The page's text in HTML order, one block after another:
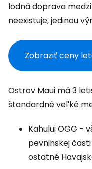
lodná doprava
neexistuje, jedinou
Zobraziť ceny
Ostrov Maui má 3
štandardné veľké
Kahului OGG -
pevninskej
ostatné